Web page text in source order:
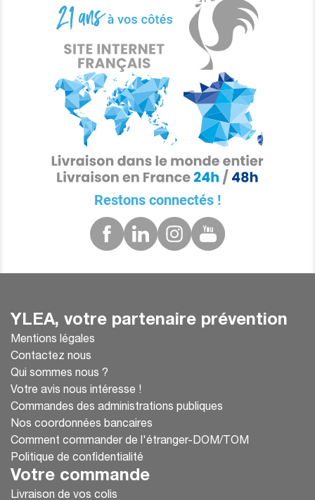
Restons connectés !
YLEA, votre partenaire prévention
Mentions légales
Contactez nous
Qui sommes nous ?
Votre avis nous intéresse !
Commandes des administrations publiques
Nos coordonnées bancaires
Comment commander de l'étranger-DOM/TOM
Politique de confidentialité
Votre commande
Livraison de vos colis